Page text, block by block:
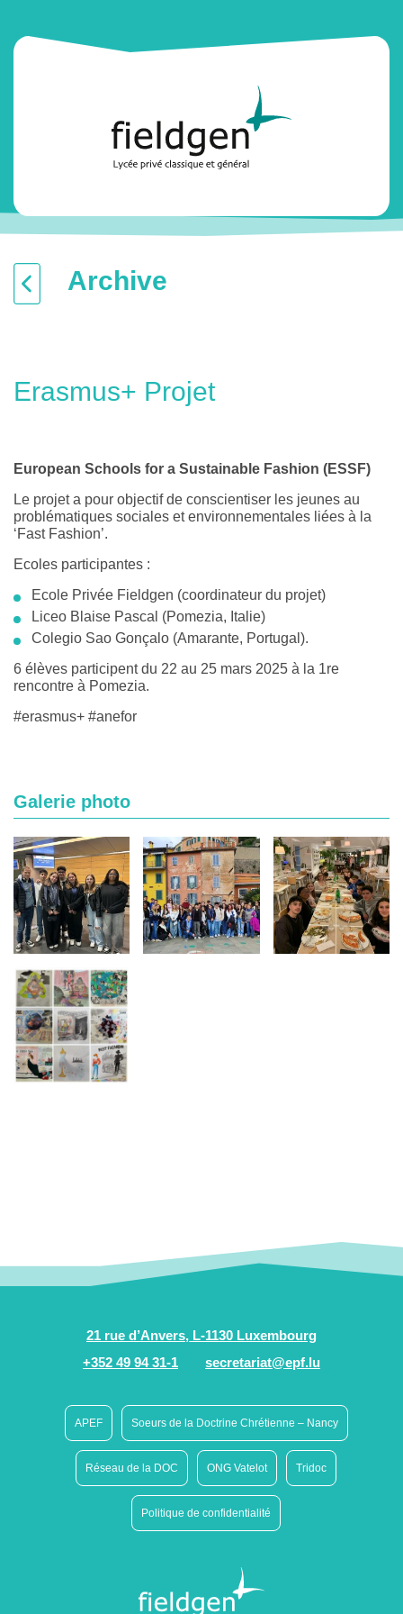
Archive
Erasmus+ Projet
European Schools for a Sustainable Fashion (ESSF)
Le projet a pour objectif de conscientiser les jeunes au
problématiques sociales et environnementales liées à la
‘Fast Fashion’.
Ecoles participantes :
Ecole Privée Fieldgen (coordinateur du projet)
Liceo Blaise Pascal (Pomezia, Italie)
Colegio Sao Gonçalo (Amarante, Portugal).
6 élèves participent du 22 au 25 mars 2025 à la 1re
rencontre à Pomezia.
#erasmus+ #anefor
Galerie photo
21 rue d’Anvers, L-1130 Luxembourg
+352 49 94 31-1
secretariat@epf.lu
APEF Soeurs de la Doctrine Chrétienne – Nancy
Réseau de la DOC ONG Vatelot Tridoc
Politique de confidentialité